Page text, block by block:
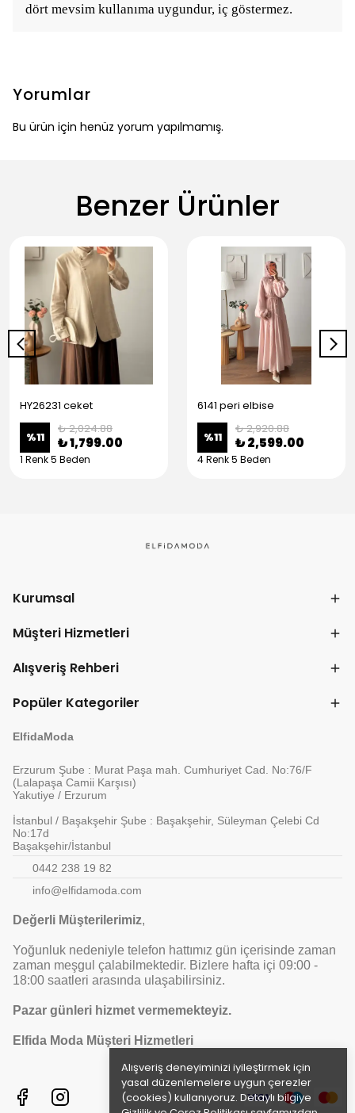
Alışveriş deneyiminizi iyileştirmek için
yasal düzenlemelere uygun çerezler
(cookies) kullanıyoruz. Detaylı bilgiye
dört mevsim kullanıma uygundur, iç göstermez.
Yorumlar
Bu ürün için henüz yorum yapılmamış.
Benzer Ürünler
HY26231 ceket
%11
₺ 2,024.88
₺ 1,799.00
1 Renk 5 Beden
6141 peri elbise
%11
₺ 2,920.88
₺ 2,599.00
4 Renk 5 Beden
Kurumsal
Müşteri Hizmetleri
Alışveriş Rehberi
Popüler Kategoriler
ElfidaModa
Erzurum Şube : Murat Paşa mah. Cumhuriyet Cad. No:76/F
(Lalapaşa Camii Karşısı)
Yakutiye / Erzurum
İstanbul / Başakşehir Şube : Başakşehir, Süleyman Çelebi Cd
No:17d
Başakşehir/İstanbul
0442 238 19 82
info@elfidamoda.com
Değerli Müşterilerimiz,
Yoğunluk nedeniyle telefon hattımız gün içerisinde zaman
zaman meşgul çalabilmektedir. Bizlere hafta içi 09:00 -
18:00 saatleri arasında ulaşabilirsiniz.
Pazar günleri hizmet vermemekteyiz.
Elfida Moda Müşteri Hizmetleri